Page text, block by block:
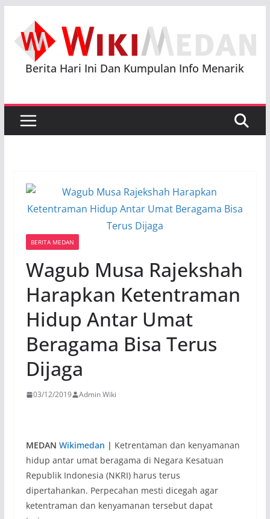
content
Berita Hari Ini Dan Kumpulan Info Menarik
BERITA MEDAN
Wagub Musa Rajekshah
Harapkan Ketentraman
Hidup Antar Umat
Beragama Bisa Terus
Dijaga
03/12/2019 Admin Wiki
MEDAN Wikimedan | Ketrentaman dan kenyamanan
hidup antar umat beragama di Negara Kesatuan
Republik Indonesia (NKRI) harus terus
dipertahankan. Perpecahan mesti dicegah agar
ketentraman dan kenyamanan tersebut dapat